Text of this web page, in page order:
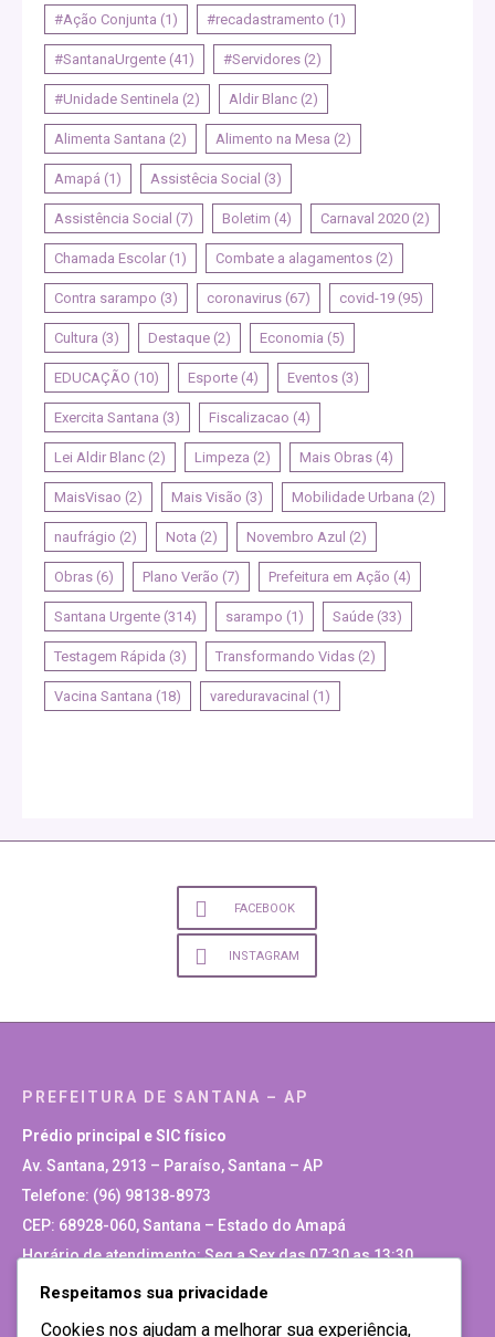
#Ação Conjunta (1) #recadastramento (1)
#SantanaUrgente (41) #Servidores (2)
#Unidade Sentinela (2) Aldir Blanc (2)
Alimenta Santana (2) Alimento na Mesa (2)
Amapá (1) Assistêcia Social (3)
Assistência Social (7) Boletim (4) Carnaval 2020 (2)
Chamada Escolar (1) Combate a alagamentos (2)
Contra sarampo (3) coronavirus (67) covid-19 (95)
Cultura (3) Destaque (2) Economia (5)
EDUCAÇÃO (10) Esporte (4) Eventos (3)
Exercita Santana (3) Fiscalizacao (4)
Lei Aldir Blanc (2) Limpeza (2) Mais Obras (4)
MaisVisao (2) Mais Visão (3) Mobilidade Urbana (2)
naufrágio (2) Nota (2) Novembro Azul (2)
Obras (6) Plano Verão (7) Prefeitura em Ação (4)
Santana Urgente (314) sarampo (1) Saúde (33)
Testagem Rápida (3) Transformando Vidas (2)
Vacina Santana (18) vareduravacinal (1)
FACEBOOK
INSTAGRAM
PREFEITURA DE SANTANA – AP
Prédio principal e SIC físico
Av. Santana, 2913 – Paraíso, Santana – AP
Telefone: (96) 98138-8973
CEP: 68928-060, Santana – Estado do Amapá
Horário de atendimento: Seg a Sex das 07:30 as 13:30
Site Antigo
Respeitamos sua privacidade
Cookies nos ajudam a melhorar sua experiência,